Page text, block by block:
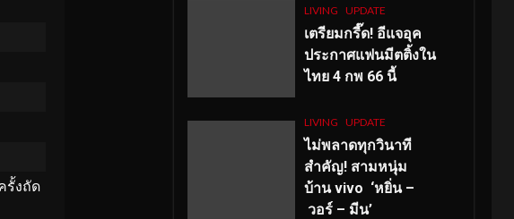
รั้งถัด
LIVING UPDATE
เตรียมกรี๊ด! อีแจอุค
ประกาศแฟนมีตติ้งใน
ไทย 4 กพ 66 นี้
LIVING UPDATE
ไม่พลาดทุกวินาที
สำคัญ! สามหนุ่ม
บ้าน vivo ‘หยิ่น –
วอร์ – มีน’